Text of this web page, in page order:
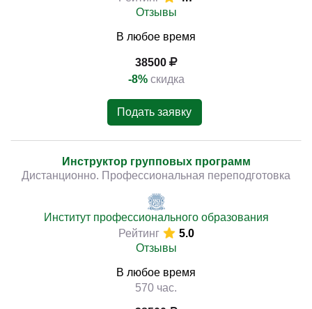
Отзывы
В любое время
38500
-8% скидка
Подать заявку
Инструктор групповых программ
Дистанционно. Профессиональная переподготовка
Институт профессионального образования
Рейтинг
5.0
Отзывы
В любое время
570 час.